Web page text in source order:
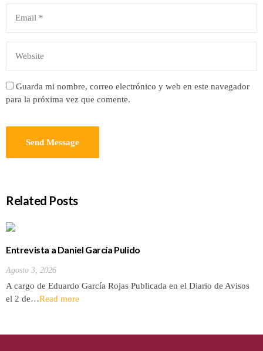
Guarda mi nombre, correo electrónico y web en este navegador
para la próxima vez que comente.
Related Posts
Entrevista a Daniel García Pulido
Agosto 3, 2026
A cargo de Eduardo García Rojas Publicada en el Diario de Avisos
el 2 de…Read more